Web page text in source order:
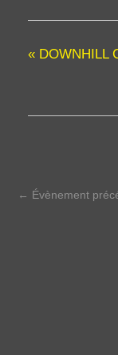
« DOWNHILL
← Évènement